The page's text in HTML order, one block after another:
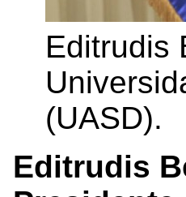
Editrudis
(UASD).
Editrudis